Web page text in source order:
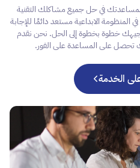
في حل جميع مشاكلك التقنية
المنظومة الابداعية مستعد دائمًا للإجابة
خطوة بخطوة إلى الحل. نحن نقدم
تحصل على المساعدة على الفور.
الخدمة